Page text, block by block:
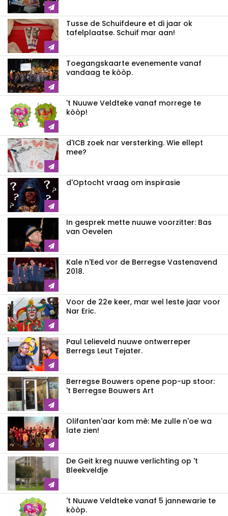
Tusse de Schuifdeure et di jaar ok
tafelplaatse. Schuif mar aan!
Toegangskaarte evenemente vanaf
vandaag te kòòp.
't Nuuwe Veldteke vanaf morrege te
kòòp!
d'ICB zoek nar versterking. Wie ellept
mee?
d'Optocht vraag om inspirasie
In gesprek mette nuuwe voorzitter: Bas
van Oevelen
Kale n'Eed vor de Berregse Vastenavend
2018.
Voor de 22e keer, mar wel leste jaar voor
Nar Eric.
Paul Lelieveld nuuwe ontwerreper
Berregs Leut Tejater.
Berregse Bouwers opene pop-up stoor:
't Berregse Bouwers Art
Olifanten'aar kom mè: Me zulle n'oe wa
late zien!
De Geit kreg nuuwe verlichting op 't
Bleekveldje
't Nuuwe Veldteke vanaf 5 jannewarie te
kòòp.